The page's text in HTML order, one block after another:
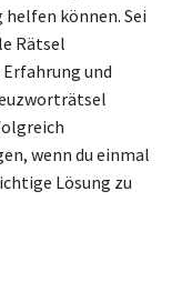
helfen können. Sei
Rätsel
und
wenn du einmal
Lösung zu